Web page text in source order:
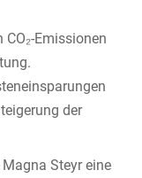
Emissionen
der
Steyr eine